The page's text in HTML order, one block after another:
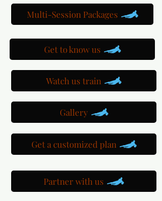
Multi-Session Packages
Get to know us
Watch us train
Gallery
Get a customized plan
Partner with us